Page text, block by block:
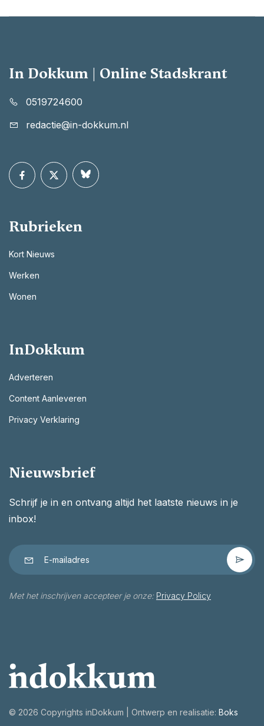
In Dokkum | Online Stadskrant
0519724600
redactie@in-dokkum.nl
Rubrieken
Kort Nieuws
Werken
Wonen
InDokkum
Adverteren
Content Aanleveren
Privacy Verklaring
Nieuwsbrief
Schrijf je in en ontvang altijd het laatste nieuws in je
inbox!
Met het inschrijven accepteer je onze: Privacy Policy
© 2026 Copyrights inDokkum | Ontwerp en realisatie: Boks